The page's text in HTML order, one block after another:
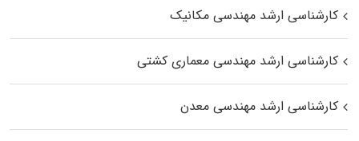
کارشناسی ارشد مهندسی مکانیک
کارشناسی ارشد مهندسی معماری کشتی
کارشناسی ارشد مهندسی معدن